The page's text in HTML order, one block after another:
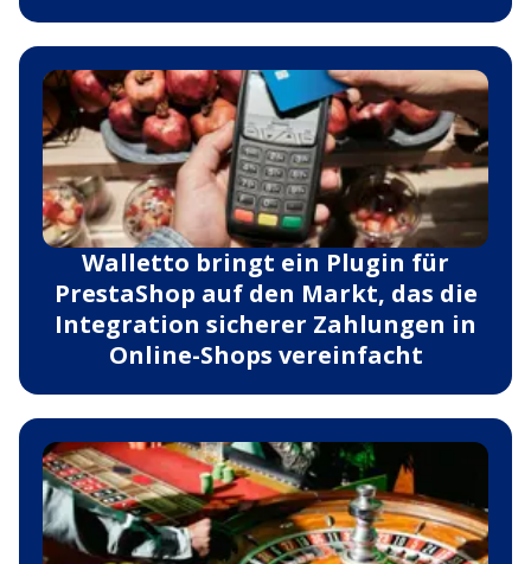
Walletto bringt ein Plugin für
PrestaShop auf den Markt, das die
Integration sicherer Zahlungen in
Online-Shops vereinfacht